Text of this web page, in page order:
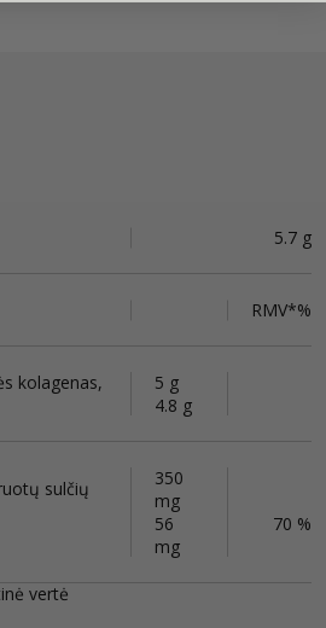
5.7 g
RMV*%
kolagenas,
5 g
4.8 g
sulčių
350
mg
56
mg
70 %
vertė